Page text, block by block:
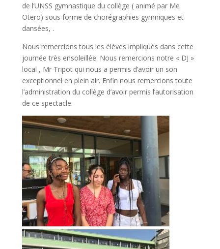
de l’UNSS gymnastique du collège ( animé par Me
Otero) sous forme de chorégraphies gymniques et
dansées, .
Nous remercions tous les élèves impliqués dans cette
journée très ensoleillée. Nous remercions notre « DJ »
local , Mr Tripot qui nous a permis d’avoir un son
exceptionnel en plein air. Enfin nous remercions toute
l’administration du collège d’avoir permis l’autorisation
de ce spectacle.